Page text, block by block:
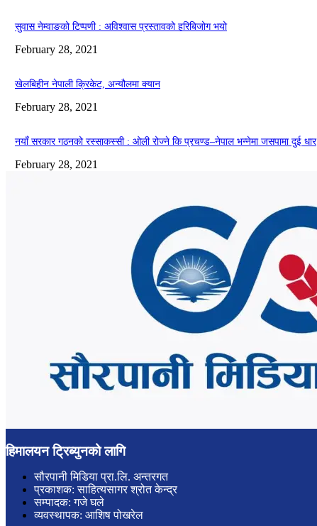
सुवास नेम्वाङको टिप्पणी : अविश्वास प्रस्तावको हरिबिजोग भयो
February 28, 2021
खेलबिहीन नेपाली क्रिकेट, अन्यौलमा क्यान
February 28, 2021
नयाँ सरकार गठनको रस्साकस्सी : ओली रोज्ने कि प्रचण्ड–नेपाल भन्नेमा जसपामा दुई धार
February 28, 2021
हिमालयन ट्रिब्युनको लागि
सौरपानी मिडिया प्रा.लि. अन्तरगत
प्रकाशक: साहित्यसागर श्रोत केन्द्र
सम्पादक: गजे घले
व्यवस्थापक: आशिष पोखरेल